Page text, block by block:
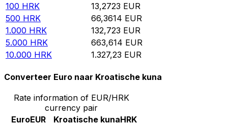
100 HRK 13,2723 EUR
500 HRK 66,3614 EUR
1.000 HRK 132,723 EUR
5.000 HRK 663,614 EUR
10.000 HRK 1.327,23 EUR
Converteer Euro naar Kroatische kuna
Rate information of EUR/HRK
currency pair
EuroEUR Kroatische kunaHRK